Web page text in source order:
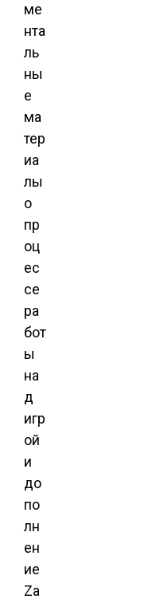
ме
нта
ль
ны
е
ма
тер
иа
лы
о
пр
оц
ес
се
ра
бот
ы
на
д
игр
ой
и
до
по
лн
ен
ие
Za